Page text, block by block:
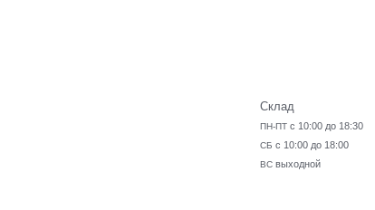
Склад
ПН-ПТ с 10:00 до 18:30
СБ с 10:00 до 18:00
ВС выходной